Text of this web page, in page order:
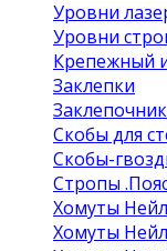
Уровни
Уровни
Крепежный
Заклепки
Скобы для
Скобы-
Стропы
Хомуты
Хомуты